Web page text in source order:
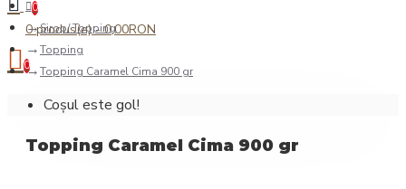
0
0 produs(e) - 0,00RON
0
Coșul este gol!
Sirop/ Topping
Topping
Topping Caramel Cima 900 gr
Topping Caramel Cima 900 gr